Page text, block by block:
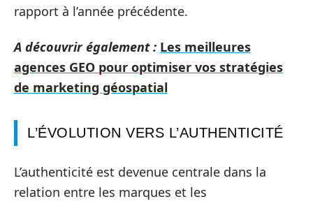
rapport à l’année précédente.
A découvrir également : Les meilleures
agences GEO pour optimiser vos stratégies
de marketing géospatial
L’ÉVOLUTION VERS L’AUTHENTICITÉ
L’authenticité est devenue centrale dans la
relation entre les marques et les